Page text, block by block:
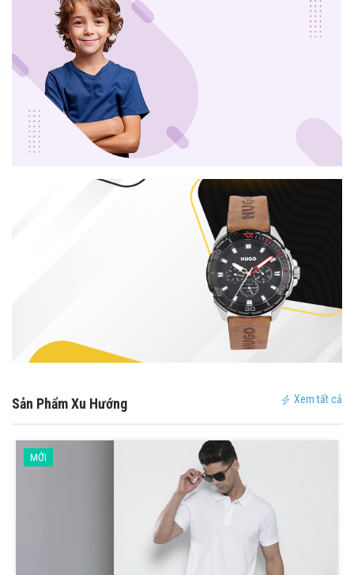
Sản Phẩm Xu Hướng Xem tất cả
MỚI